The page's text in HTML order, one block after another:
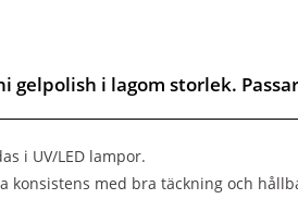
gelpolish i lagom storlek.
i UV/LED lampor.
konsistens med bra täckning och